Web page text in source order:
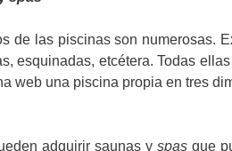
de las piscinas son numerosas.
esquinadas, etcétera. Todas
web una piscina propia en tres
adquirir saunas y spas que